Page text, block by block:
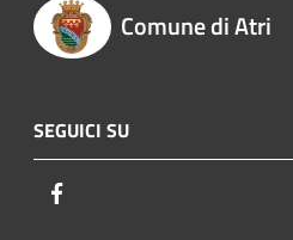
Comune di Atri
SEGUICI SU